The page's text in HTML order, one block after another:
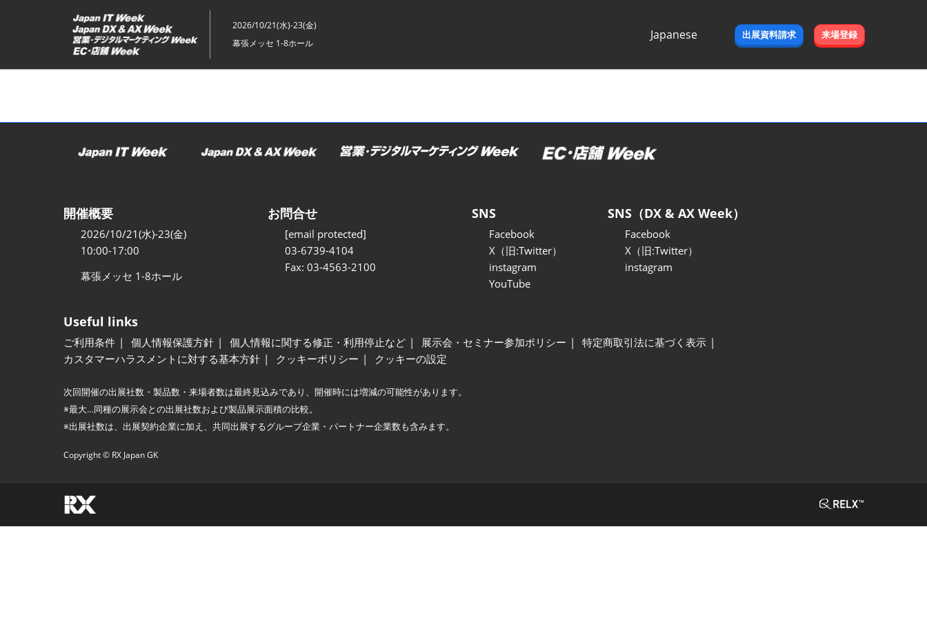
ッ
2026/10/21(水)-23(金)
幕張メッセ 1-8ホール
Japanese
出展資料請求 来場登録
開催概要
2026/10/21(水)-23(金)
10:00-17:00
幕張メッセ 1-8ホール
お問合せ
[email protected]
03-6739-4104
Fax: 03-4563-2100
SNS
Facebook
X（旧:Twitter）
instagram
YouTube
SNS（DX & AX Week）
Facebook
X（旧:Twitter）
instagram
Useful links
ご利用条件 個人情報保護方針 個人情報に関する修正・利用停止など 展示会・セミナー参加ポリシー
特定商取引法に基づく表示
カスタマーハラスメントに対する基本方針
クッキーポリシー クッキーの設定
次回開催の出展社数・製品数・来場者数は最終見込みであり、開催時には増減の可能性があります。
※最大…同種の展示会との出展社数および製品展示面積の比較。
※出展社数は、出展契約企業に加え、共同出展するグループ企業・パートナー企業数も含みます。
Copyright © RX Japan GK